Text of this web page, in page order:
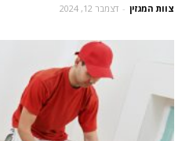
צוות המגזין - דצמבר 12, 2024